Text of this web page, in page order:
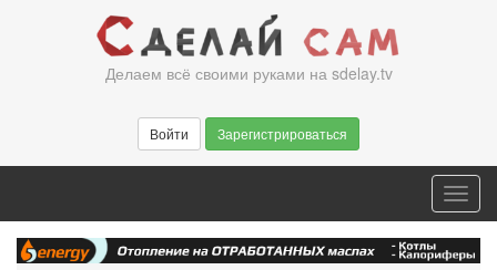
Делаем всё своими руками на sdelay.tv
Войти Зарегистрироваться